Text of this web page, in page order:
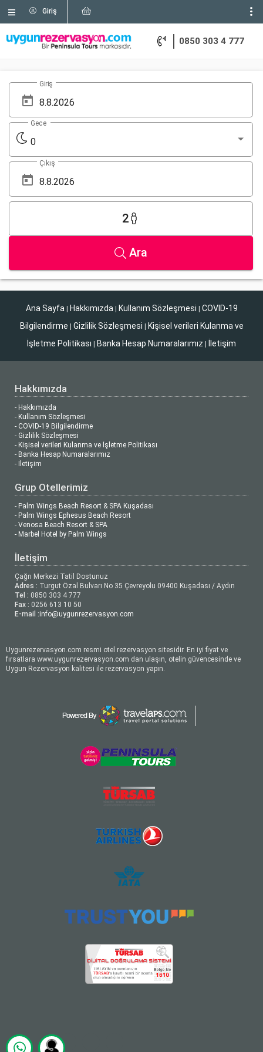
Giriş
0850 303 4 777
Giriş
0
Gece
Çıkış
2
Ara
Ana Sayfa | Hakkımızda | Kullanım Sözleşmesi | COVID-19
Bilgilendirme | Gizlilik Sözleşmesi | Kişisel verileri Kulanma ve
İşletme Politikası | Banka Hesap Numaralarımız | İletişim
Hakkımızda
- Hakkımızda
- Kullanım Sözleşmesi
- COVID-19 Bilgilendirme
- Gizlilik Sözleşmesi
- Kişisel verileri Kulanma ve İşletme Politikası
- Banka Hesap Numaralarımız
- İletişim
Grup Otellerimiz
- Palm Wings Beach Resort & SPA Kuşadası
- Palm Wings Ephesus Beach Resort
- Venosa Beach Resort & SPA
- Marbel Hotel by Palm Wings
İletişim
Çağrı Merkezi Tatil Dostunuz
Adres : Turgut Özal Bulvarı No 35 Çevreyolu 09400 Kuşadası / Aydın
Tel : 0850 303 4 777
Fax : 0256 613 10 50
E-mail :info@uygunrezervasyon.com
Uygunrezervasyon.com resmi otel rezervasyon sitesidir. En iyi fiyat ve
fırsatlara www.uygunrezervasyon.com dan ulaşın, otelin güvencesinde ve
Uygun Rezervasyon kalitesi ile rezervasyon yapın.